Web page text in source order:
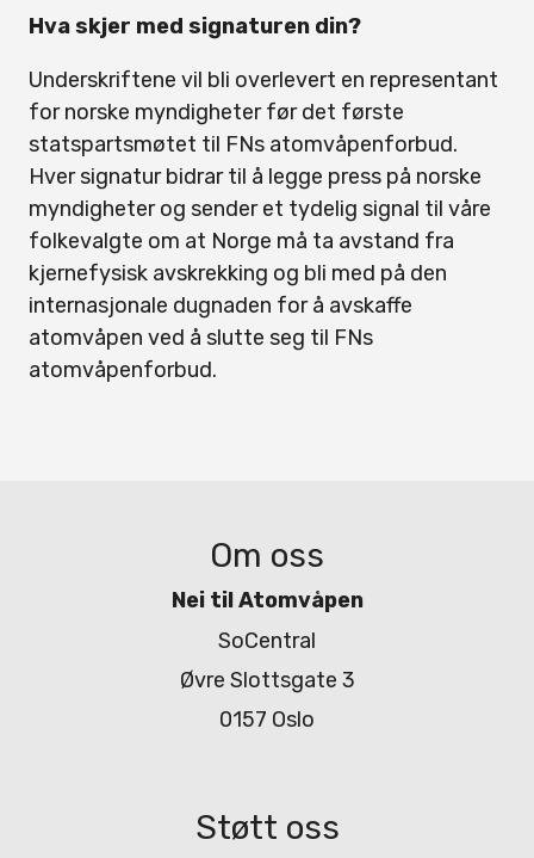
Hva skjer med signaturen din?
Underskriftene vil bli overlevert en representant
for norske myndigheter før det første
statspartsmøtet til FNs atomvåpenforbud.
Hver signatur bidrar til å legge press på norske
myndigheter og sender et tydelig signal til våre
folkevalgte om at Norge må ta avstand fra
kjernefysisk avskrekking og bli med på den
internasjonale dugnaden for å avskaffe
atomvåpen ved å slutte seg til FNs
atomvåpenforbud.
Om oss
Nei til Atomvåpen
SoCentral
Øvre Slottsgate 3
0157 Oslo
Støtt oss